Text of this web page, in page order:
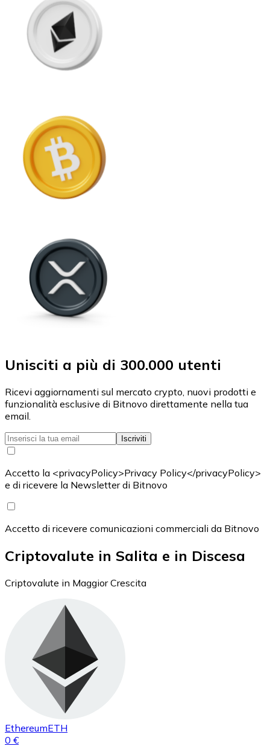
Unisciti a più di 300.000 utenti
Ricevi aggiornamenti sul mercato crypto, nuovi prodotti e
funzionalità esclusive di Bitnovo direttamente nella tua
email.
Iscriviti
Accetto la <privacyPolicy>Privacy Policy</privacyPolicy>
e di ricevere la Newsletter di Bitnovo
Accetto di ricevere comunicazioni commerciali da Bitnovo
Criptovalute in Salita e in Discesa
Criptovalute in Maggior Crescita
EthereumETH
0 €